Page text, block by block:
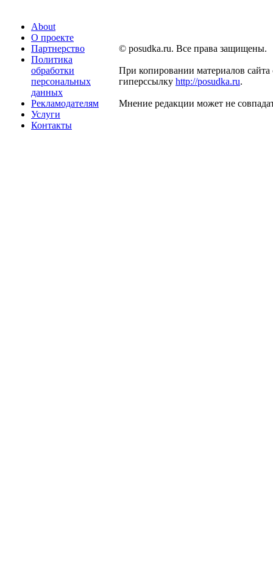
About
О проекте
Партнерство
Политика
обработки
персональных
данных
Рекламодателям
Услуги
Контакты
© posudka.ru. Все права защищены.
При копировании материалов сайта
гиперссылку http://posudka.ru.
Мнение редакции может не